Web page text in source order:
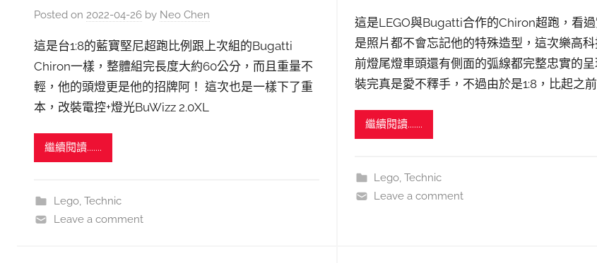
Posted on 2022-04-26 by Neo Chen
這是台1:8的藍寶堅尼超跑比例跟上次組的Bugatti
Chiron一樣，整體組完長度大約60公分，而且重量不
輕，他的頭燈更是他的招牌阿！ 這次也是一樣下了重
本，改裝電控+燈光BuWizz 2.0XL
繼續閱讀.......
Lego, Technic
Leave a comment
這是LEGO與Bugatti合作的Chiron超跑，看
是照片都不會忘記他的特殊造型，這次樂高科
前燈尾燈車頭還有側面的弧線都完整忠實的呈
裝完真是愛不釋手，不過由於是1:8，比起之
繼續閱讀.......
Lego,Technic
Leave a comment